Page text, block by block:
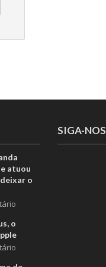
atuou
o
o
SIGA-NOS